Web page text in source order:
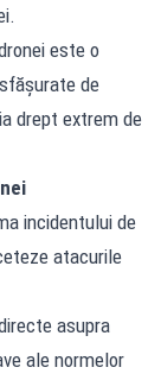
este o
de
drept extrem de
incidentului de
atacurile
asupra
ale normelor